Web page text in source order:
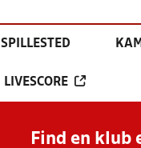
SPILLESTED
LIVESCORE
Find en klub